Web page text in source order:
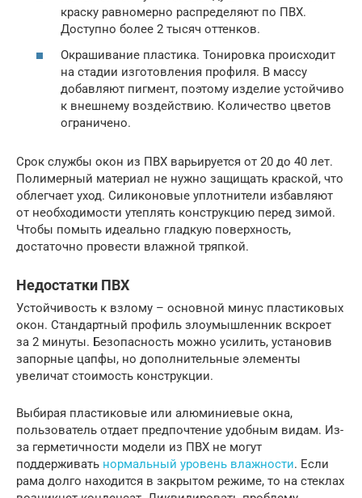
краску равномерно распределяют по ПВХ.
Доступно более 2 тысяч оттенков.
Окрашивание пластика. Тонировка происходит
на стадии изготовления профиля. В массу
добавляют пигмент, поэтому изделие устойчиво
к внешнему воздействию. Количество цветов
ограничено.
Срок службы окон из ПВХ варьируется от 20 до 40 лет.
Полимерный материал не нужно защищать краской, что
облегчает уход. Силиконовые уплотнители избавляют
от необходимости утеплять конструкцию перед зимой.
Чтобы помыть идеально гладкую поверхность,
достаточно провести влажной тряпкой.
Недостатки ПВХ
Устойчивость к взлому – основной минус пластиковых
окон. Стандартный профиль злоумышленник вскроет
за 2 минуты. Безопасность можно усилить, установив
запорные цапфы, но дополнительные элементы
увеличат стоимость конструкции.
Выбирая пластиковые или алюминиевые окна,
пользователь отдает предпочтение удобным видам. Из-
за герметичности модели из ПВХ не могут
поддерживать нормальный уровень влажности. Если
рама долго находится в закрытом режиме, то на стеклах